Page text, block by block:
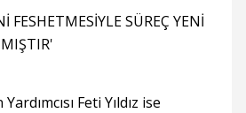
FESHETMESİYLE SÜREÇ YENİ
Feti Yıldız ise